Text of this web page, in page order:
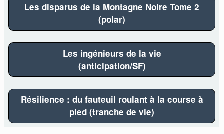
Les disparus de la Montagne Noire Tome 2
(polar)
Les ingénieurs de la vie
(anticipation/SF)
Résilience : du fauteuil roulant à la course à
pied (tranche de vie)